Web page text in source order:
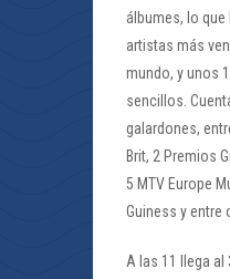
álbumes, lo
artistas más
mundo, y unos
sencillos.
galardones,
Brit, 2 Premios
5 MTV Europe
Guiness y entre
A las 11 llega al